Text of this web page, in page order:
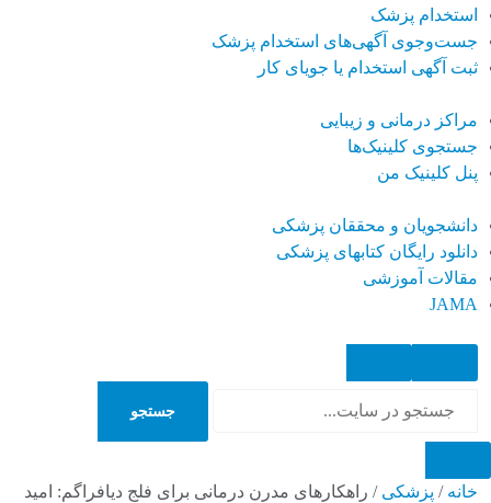
استخدام پزشک
جست‌وجوی آگهی‌های استخدام پزشک
ثبت آگهی استخدام یا جویای کار
مراکز درمانی و زیبایی
جستجوی کلینیک‌ها
پنل کلینیک من
دانشجویان و محققان پزشکی
دانلود رایگان کتابهای پزشکی
مقالات آموزشی
JAMA
جستجو
خانه / پزشکی / راهکارهای مدرن درمانی برای فلج دیافراگم: امید